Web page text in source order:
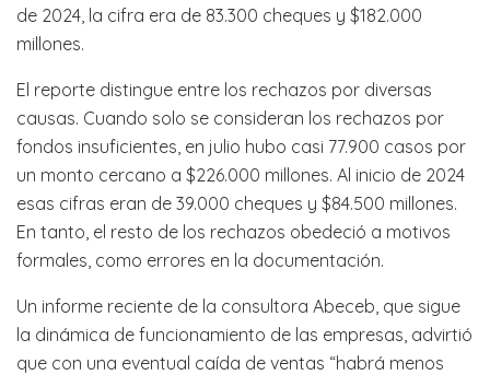
de 2024, la cifra era de 83.300 cheques y $182.000
millones.
El reporte distingue entre los rechazos por diversas
causas. Cuando solo se consideran los rechazos por
fondos insuficientes, en julio hubo casi 77.900 casos por
un monto cercano a $226.000 millones. Al inicio de 2024
esas cifras eran de 39.000 cheques y $84.500 millones.
En tanto, el resto de los rechazos obedeció a motivos
formales, como errores en la documentación.
Un informe reciente de la consultora Abeceb, que sigue
la dinámica de funcionamiento de las empresas, advirtió
que con una eventual caída de ventas “habrá menos